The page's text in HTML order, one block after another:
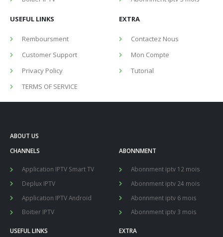
USEFUL LINKS
Remboursment
Customer Support
Privacy Policy
TERMS OF SERVICE
EXTRA
Contactez Nous
Mon Compte
Tutorial
ABOUT US
CHANNELS
Application IPTV Smart TV
Deplux IPTV
Application IPTV Android
Boitier IPTV
ABONNMENT
Abonnment iptv 12 mois
Abonnment iptv 24 mois
Abonnment iptv 6 mois
Abonnment iptv 3 mois
USEFUL LINKS EXTRA